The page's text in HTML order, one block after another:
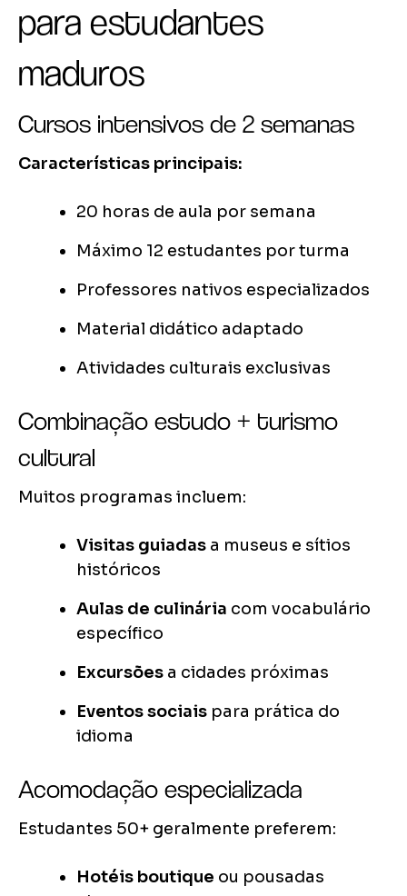
para estudantes
maduros
Cursos intensivos de 2 semanas
Características principais:
20 horas de aula por semana
Máximo 12 estudantes por turma
Professores nativos especializados
Material didático adaptado
Atividades culturais exclusivas
Combinação estudo + turismo
cultural
Muitos programas incluem:
Visitas guiadas a museus e sítios
históricos
Aulas de culinária com vocabulário
específico
Excursões a cidades próximas
Eventos sociais para prática do
idioma
Acomodação especializada
Estudantes 50+ geralmente preferem:
Hotéis boutique ou pousadas